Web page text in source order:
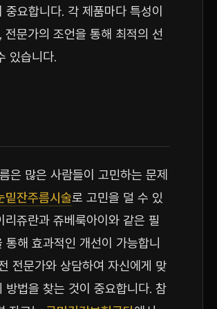
중요합니다. 각 제품마다 특성이
전문가의 조언을 통해 최적의 선
있습니다.
은 많은 사람들이 고민하는 문제
밑잔주름시술로 고민을 덜 수 있
리쥬란과 쥬베룩아이와 같은 필
통해 효과적인 개선이 가능합니
전문가와 상담하여 자신에게 맞
방법을 찾는 것이 중요합니다. 참